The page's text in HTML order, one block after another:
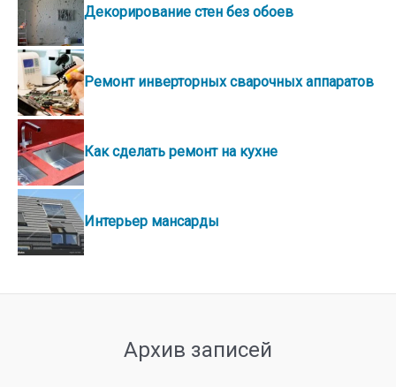
Декорирование стен без обоев
Ремонт инверторных сварочных аппаратов
Как сделать ремонт на кухне
Интерьер мансарды
Архив записей